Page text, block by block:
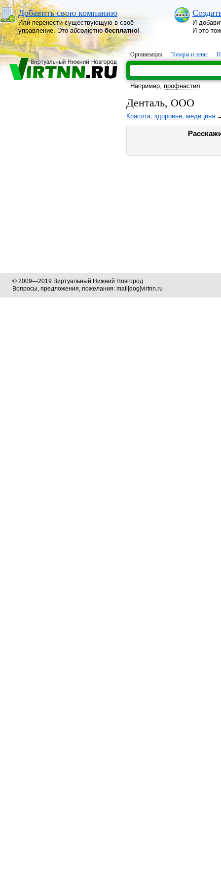
Добавить свою компанию
Или перенести существующую в своё
управление. Это абсолютнобесплатно!
И
И это
Организации Товары и цены
Например, профнастил
Денталь, ООО
Красота, здоровье, медицина
© 2009—2019 Виртуальный Нижний Новгород
Вопросы, предложения, пожелания: mail[dog]virtnn.ru